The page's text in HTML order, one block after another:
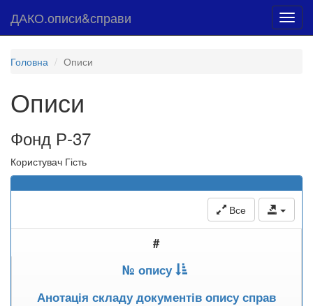
ДАКО.описи&справи
Головна Описи
Описи
Фонд Р-37
Користувач Гість
Все
#
№ опису
Анотація складу документів опису справ